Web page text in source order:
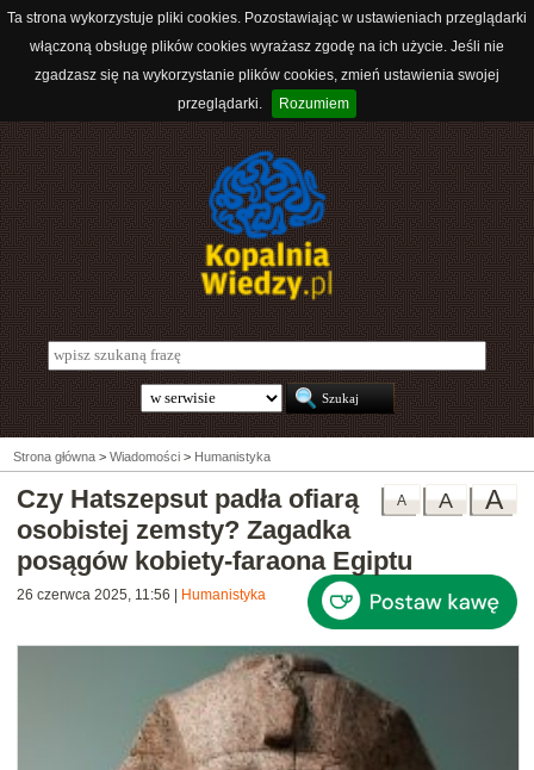
Ta strona wykorzystuje pliki cookies. Pozostawiając w ustawieniach przeglądarki
włączoną obsługę plików cookies wyrażasz zgodę na ich użycie. Jeśli nie
zgadzasz się na wykorzystanie plików cookies, zmień ustawienia swojej
przeglądarki.
Rozumiem
Strona główna > Wiadomości > Humanistyka
A
A
A
Czy Hatszepsut padła ofiarą
osobistej zemsty? Zagadka
posągów kobiety-faraona Egiptu
26 czerwca 2025, 11:56 Humanistyka